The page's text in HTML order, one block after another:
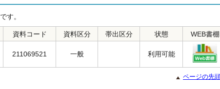
す。
資料コード 資料区分 帯出区分 状態 WEB書棚
211069521 一般 利用可能
ページの先